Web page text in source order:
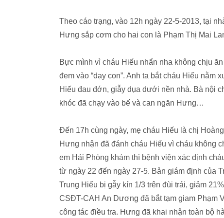
Theo cáo trạng, vào 12h ngày 22-5-2013, tại
Hưng sắp cơm cho hai con là Phạm Thị Mai
Bực mình vì cháu Hiếu nhẩn nha không chịu
đem vào “dạy con”. Anh ta bắt cháu Hiếu nằm
Hiếu đau đớn, giẫy dụa dưới nền nhà. Bà nội
khóc đã chạy vào bế và can ngăn Hưng…
Đến 17h cùng ngày, mẹ cháu Hiếu là chị
Hưng nhận đã đánh cháu Hiếu vì cháu không
em Hải Phòng khám thì bệnh viện xác định
từ ngày 22 đến ngày 27-5. Bản giám định của
Trung Hiếu bị gẫy kín 1/3 trên đùi trái, giảm
CSĐT-CAH An Dương đã bắt tạm giam Phạm
công tác điều tra. Hưng đã khai nhận toàn bộ